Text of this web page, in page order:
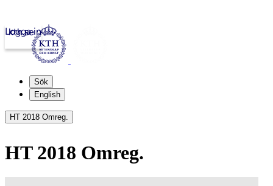
kth.se
Logga in
Sök
English
HT 2018 Omreg.
HT 2018 Omreg.